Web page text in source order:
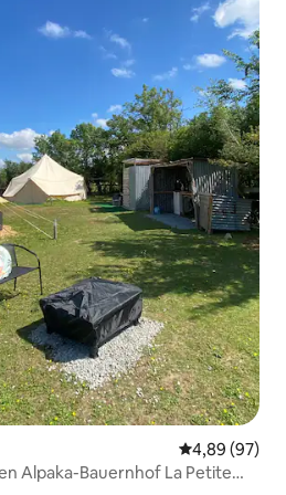
4,89 (97)
Alpaka-Bauernhof La Petite